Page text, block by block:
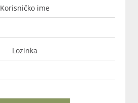
Korisničko ime
Lozinka